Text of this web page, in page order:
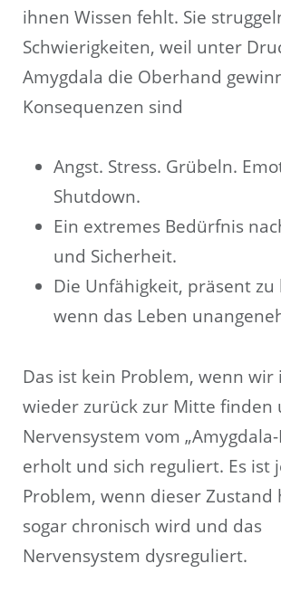
ihnen Wissen fehlt. Sie
Schwierigkeiten, weil unter
Amygdala die Oberhand
Konsequenzen sind
Angst. Stress. Grübeln.
Shutdown.
Ein extremes Bedürfnis
und Sicherheit.
Die Unfähigkeit, präsent zu
wenn das Leben
Das ist kein Problem, wenn
wieder zurück zur Mitte finden
Nervensystem vom „Amygdala-
erholt und sich reguliert. Es ist
Problem, wenn dieser Zustand
sogar chronisch wird und das
Nervensystem dysreguliert.